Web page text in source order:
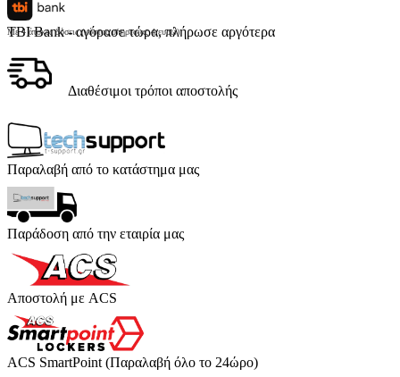
TBI Bank - αγόρασε τώρα, πλήρωσε αργότερα
Με 4 άτοκες δόσεις (κόστος υπηρεσίας 4 ευρώ)
Διαθέσιμοι τρόποι αποστολής
Παραλαβή από το κατάστημα μας
Παράδοση από την εταιρία μας
Αποστολή με ACS
ACS SmartPoint (Παραλαβή όλο το 24ώρο)